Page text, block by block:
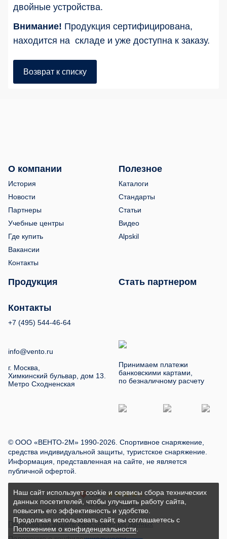
двойные устройства.
Внимание! Продукция сертифицирована,
находится на складе и уже доступна к заказу.
Возврат к списку
О компании
История
Новости
Партнеры
Учебные центры
Где купить
Вакансии
Контакты
Полезное
Каталоги
Стандарты
Статьи
Видео
Alpskil
Продукция Стать партнером
Контакты
+7 (495) 544-46-64
info@vento.ru
г. Москва,
Химкинский бульвар, дом 13.
Метро Сходненская
Принимаем платежи
банковскими картами,
по безналичному расчету
© ООО «ВЕНТО-2М» 1990-2026. Спортивное снаряжение,
средства индивидуальной защиты, туристское снаряжение.
Информация, представленная на сайте, не является
публичной офертой.
Политика по защите персональных данных
Наш сайт использует cookie и сервисы сбора технических
данных посетителей, чтобы улучшить работу сайта,
повысить его эффективность и удобство.
Продолжая использовать сайт, вы соглашаетесь с
Положением о конфиденциальности.